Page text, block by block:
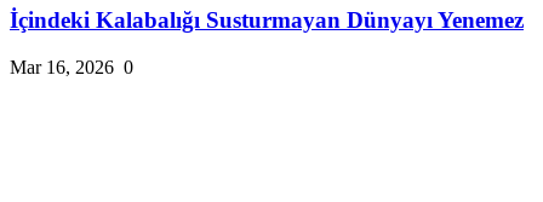
İçindeki Kalabalığı Susturmayan Dünyayı Yenemez
Mar 16, 2026 0